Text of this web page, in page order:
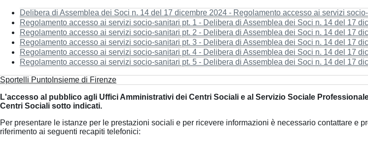
Delibera di Assemblea dei Soci n. 14 del 17 dicembre 2024 - Regolamento accesso ai servizi
Regolamento accesso ai servizi socio-sanitari pt. 1 - Delibera di Assemblea dei Soci n. 14 del 17
Regolamento accesso ai servizi socio-sanitari pt. 2 - Delibera di Assemblea dei Soci n. 14 del 17
Regolamento accesso ai servizi socio-sanitari pt. 3 - Delibera di Assemblea dei Soci n. 14 del 17
Regolamento accesso ai servizi socio-sanitari pt. 4 - Delibera di Assemblea dei Soci n. 14 del 17
Regolamento accesso ai servizi socio-sanitari pt. 5 - Delibera di Assemblea dei Soci n. 14 del 17
Sportelli PuntoInsieme di Firenze
L'accesso al pubblico agli Uffici Amministrativi dei Centri Sociali e al Servizio Sociale
Centri Sociali sotto indicati.
Per presentare le istanze per le prestazioni sociali e per ricevere informazioni è necessario contattare e
riferimento ai seguenti recapiti telefonici: